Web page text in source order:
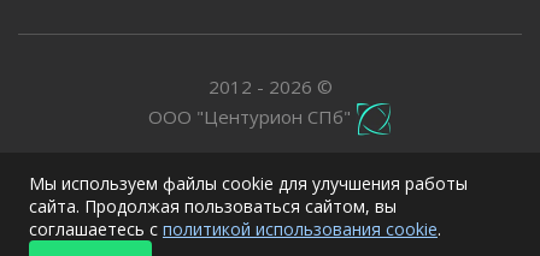
2012 - 2026 ©
ООО "Центурион СПб"
Мы используем файлы cookie для улучшения работы
сайта. Продолжая пользоваться сайтом, вы
соглашаетесь с политикой использования cookie.